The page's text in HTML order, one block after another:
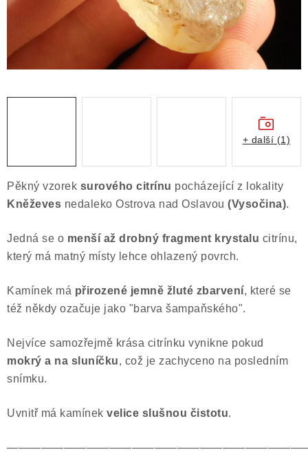
Obchodní podmínky
Podmínky ochrany osobních údajů
Poučení o právu na odstoupení od smlouvy
Puncovní značky
Výkup minerálů a drahých kamenů
Kontakt
Pěkný vzorek surového citrínu pocházející z lokality
Kněževes nedaleko Ostrova nad Oslavou (Vysočina).
Jedná se o menší až drobný fragment krystalu citrínu,
který má matný místy lehce ohlazený povrch.
Kamínek má přirozené jemně žluté zbarvení, které se
též někdy ozačuje jako "barva šampaňského".
Nejvíce samozřejmě krása citrínku vynikne pokud
mokrý a na sluníčku, což je zachyceno na posledním
snímku.
Uvnitř má kamínek velice slušnou čistotu.
+ další (1)